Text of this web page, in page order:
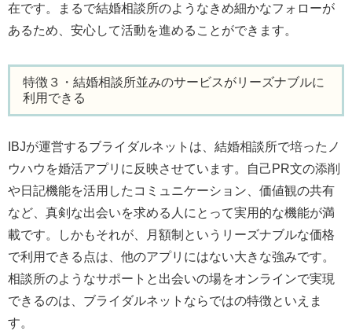
在です。まるで結婚相談所のようなきめ細かなフォローが
あるため、安心して活動を進めることができます。
特徴３・結婚相談所並みのサービスがリーズナブルに
利用できる
IBJが運営するブライダルネットは、結婚相談所で培ったノ
ウハウを婚活アプリに反映させています。自己PR文の添削
や日記機能を活用したコミュニケーション、価値観の共有
など、真剣な出会いを求める人にとって実用的な機能が満
載です。しかもそれが、月額制というリーズナブルな価格
で利用できる点は、他のアプリにはない大きな強みです。
相談所のようなサポートと出会いの場をオンラインで実現
できるのは、ブライダルネットならではの特徴といえま
す。